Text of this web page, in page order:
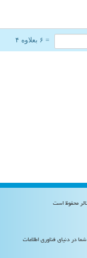
= ۶ بعلاوه ۴
در دنیای فناوری اطلاعات